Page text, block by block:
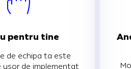
pentru tine
de echipa ta este
ușor de implementat